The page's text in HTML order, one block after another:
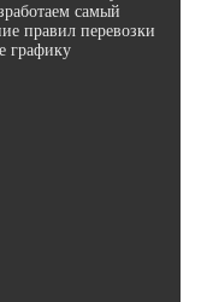
самый
правил перевозки
графику